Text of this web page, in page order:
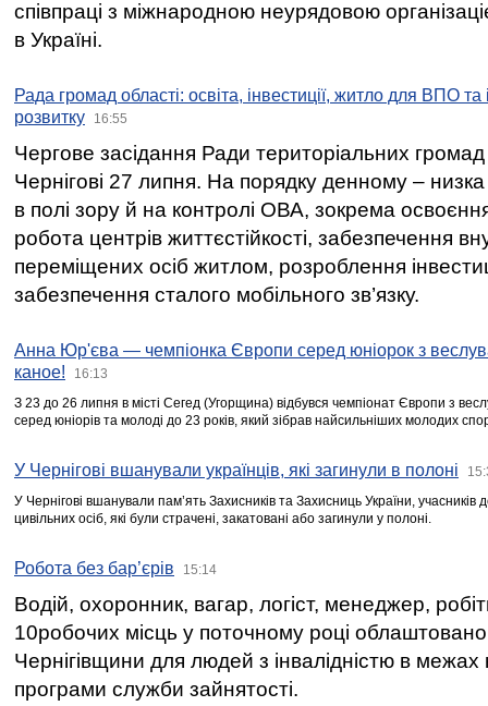
співпраці з міжнародною неурядовою
в Україні.
Рада громад області: освіта, інвестиції, житло для ВПО
розвитку
16:55
Чергове засідання Ради територіальних громад
Чернігові 27 липня. На порядку денному –
в полі зору й на контролі ОВА, зокрема освоєння
робота центрів життєстійкості, забезпечення
переміщених осіб житлом, розроблення
забезпечення сталого мобільного зв’язку.
Анна Юр'єва — чемпіонка Європи серед юніорок з
каное!
16:13
З 23 до 26 липня в місті Сегед (Угорщина) відбувся чемпіонат Європи з
серед юніорів та молоді до 23 років, який зібрав найсильніших молодих
У Чернігові вшанували українців, які загинули в полоні
У Чернігові вшанували пам’ять Захисників та Захисниць України,
цивільних осіб, які були страчені, закатовані або загинули у полоні.
Робота без бар’єрів 15:14
Водій, охоронник, вагар, логіст, менеджер,
10робочих місць у поточному році
Чернігівщини для людей з інвалідністю в межах
програми служби зайнятості.